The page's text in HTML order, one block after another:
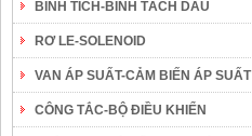
BÌNH TÍCH-BÌNH TÁCH DẦU
RƠ LE-SOLENOID
VAN ÁP SUẤT-CẢM BIẾN ÁP SUẤT
CÔNG TẮC-BỘ ĐIỀU KHIỂN